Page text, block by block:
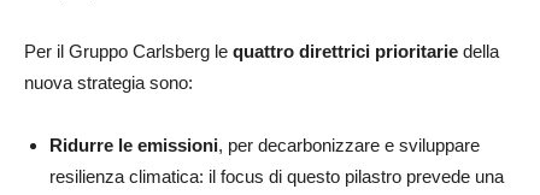
Per il Gruppo Carlsberg le quattro direttrici prioritarie della
nuova strategia sono:
Ridurre le emissioni, per decarbonizzare e sviluppare
resilienza climatica: il focus di questo pilastro prevede una